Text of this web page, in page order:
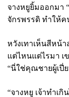
จางหยูยิ้มออกมา
จักรพรรดิ ทำให้
หวังเทาเห็นสีหน้
แต่ไหนแต่ไรมา เ
“นี่ใช่คุณชายผู้เปี่
“จางหยู เจ้าทำเกิ